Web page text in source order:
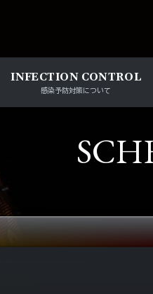
INFECTION CONTROL
感染予防対策について